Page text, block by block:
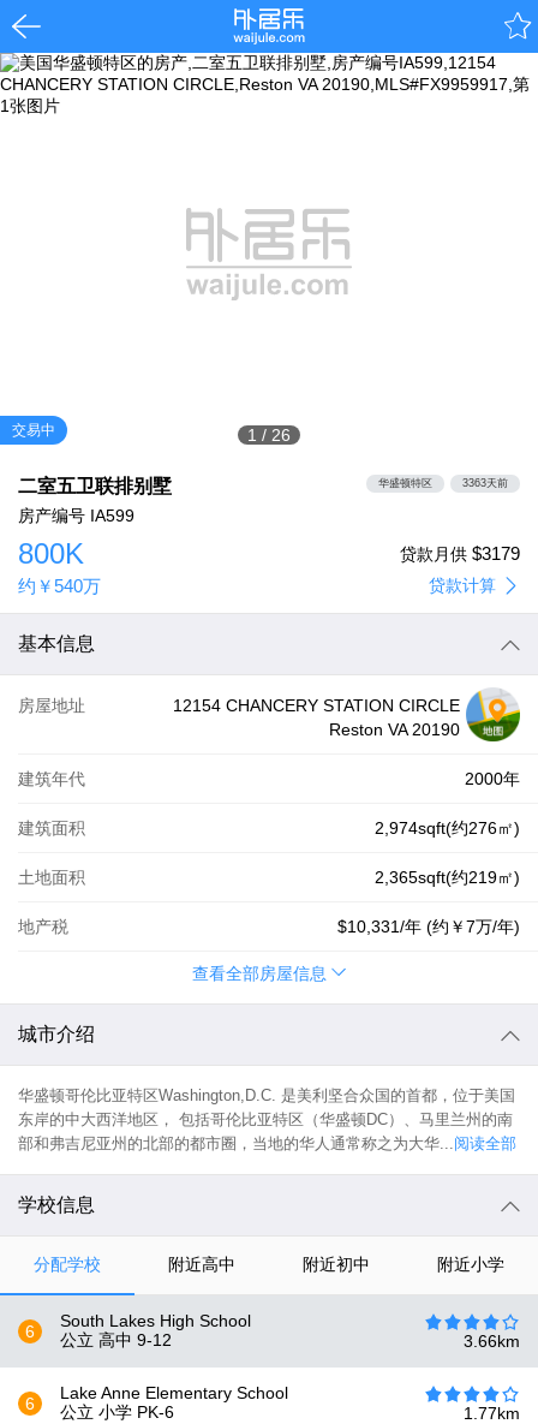
1 / 26
交易中
二室五卫联排别墅
房产编号 IA599
华盛顿特区 3363天前
800K
约 ￥540万
贷款月供 $3179
贷款计算
基本信息
房屋地址
12154 CHANCERY STATION CIRCLE
Reston VA 20190
建筑年代 2000年
建筑面积 2,974sqft(约276㎡)
土地面积 2,365sqft(约219㎡)
地产税 $10,331/年 (约 ￥7万/年)
查看全部房屋信息
城市介绍
华盛顿哥伦比亚特区Washington,D.C. 是美利坚合众国的首都，位于美国
东岸的中大西洋地区， 包括哥伦比亚特区（华盛顿DC）、马里兰州的南
部和弗吉尼亚州的北部的都市圈，当地的华人通常称之为大华...阅读全部
学校信息
分配学校 附近高中 附近初中 附近小学
6
South Lakes High School
公立 高中 9-12 3.66km
6
Lake Anne Elementary School
公立 小学 PK-6 1.77km